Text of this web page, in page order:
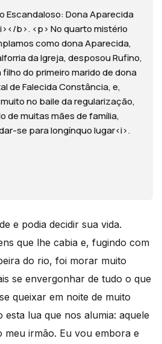
Escandaloso: Dona Aparecida
b>. <p> No quarto mistério
como dona Aparecida,
da Igreja, desposou Rufino,
do primeiro marido de dona
de Falecida Constância, e,
no baile da regularização,
de muitas mães de família,
se para longínquo lugar<i>.
e podia decidir sua vida.
que lhe cabia e, fugindo com
do rio, foi morar muito
se envergonhar de tudo o que
queixar em noite de muito
lua que nos alumia: aquele
irmão. Eu vou embora e